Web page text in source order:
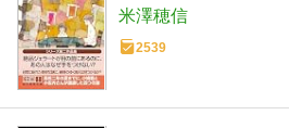
米澤穂信
2539